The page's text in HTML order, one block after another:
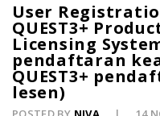
User
QUEST3+
Licensing
pendaftaran
QUEST3+
lesen)